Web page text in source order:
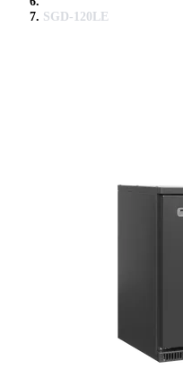
SGD-120LE